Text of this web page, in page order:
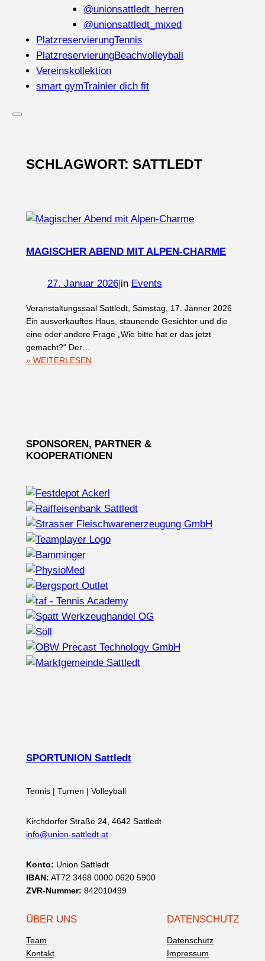
@unionsattledt_herren
@unionsattledt_mixed
PlatzreservierungTennis
PlatzreservierungBeachvolleyball
Vereinskollektion
smart gymTrainier dich fit
SCHLAGWORT: SATTLEDT
MAGISCHER ABEND MIT ALPEN-CHARME
27. Januar 2026|in Events
Veranstaltungssaal Sattledt, Samstag, 17. Jänner 2026
Ein ausverkauftes Haus, staunende Gesichter und die
eine oder andere Frage „Wie bitte hat er das jetzt
gemacht?“ Der…
» WEITERLESEN:
SPONSOREN, PARTNER &
KOOPERATIONEN
SPORTUNION Sattledt
Tennis | Turnen | Volleyball
Kirchdorfer Straße 24, 4642 Sattledt
info@union-sattledt.at
Konto: Union Sattledt
IBAN: AT72 3468 0000 0620 5900
ZVR-Nummer: 842010499
ÜBER UNS
Team
Kontakt
DATENSCHUTZ
Datenschutz
Impressum